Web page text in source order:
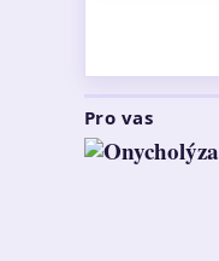
Pro vas